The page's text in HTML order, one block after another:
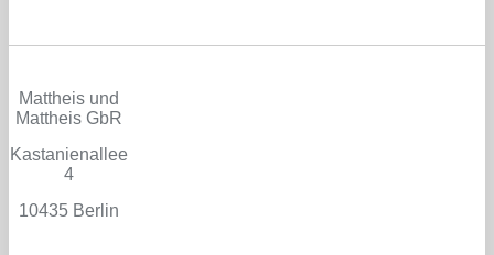
Mattheis und
Mattheis GbR
Kastanienallee
4
10435 Berlin